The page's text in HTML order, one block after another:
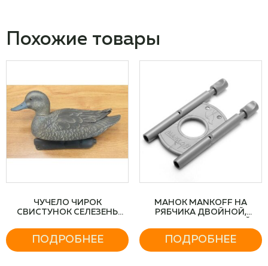
Похожие товары
ЧУЧЕЛО ЧИРОК
СВИСТУНОК СЕЛЕЗЕНЬ
ПОДРОБНЕЕ
МАНОК MANKOFF НА
РЯБЧИКА ДВОЙНОЙ,
ПОДРОБНЕЕ